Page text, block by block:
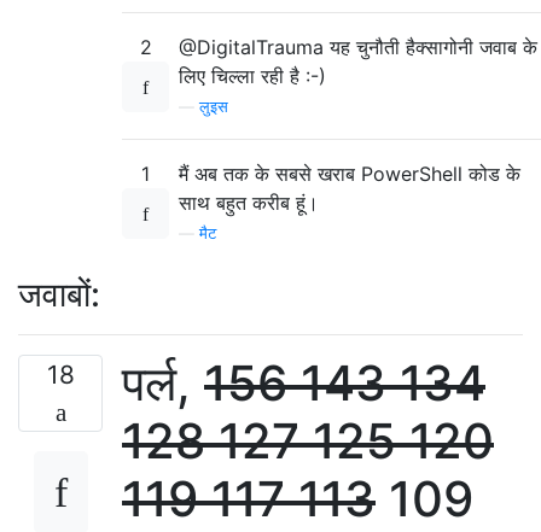
2
@DigitalTrauma यह चुनौती हैक्सागोनी जवाब के
लिए चिल्ला रही है :-)
—लुइस
1
मैं अब तक के सबसे खराब PowerShell कोड के
साथ बहुत करीब हूं।
—मैट
जवाबों:
18 पर्ल, 156143134
128127125120
119117113 109